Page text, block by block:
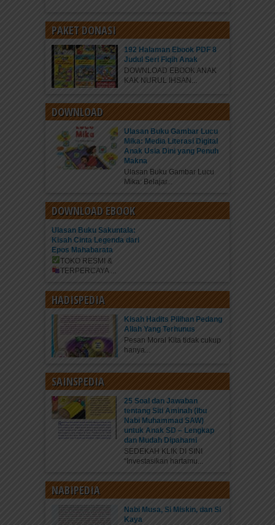
PAKET DONASI
192 Halaman Ebook PDF 8
Judul Seri Fiqih Anak
DOWNLOAD EBOOK ANAK
KAK NURUL IHSAN...
DOWNLOAD
Ulasan Buku Gambar Lucu
Mika: Media Literasi Digital
Anak Usia Dini yang Penuh
Makna
Ulasan Buku Gambar Lucu
Mika: Belajar...
DOWNLOAD EBOOK
Ulasan Buku Sakuntala:
Kisah Cinta Legenda dari
Epos Mahabarata
TOKO RESMI &
TERPERCAYA ...
HADISPEDIA
Kisah Hadits Pilihan Pedang
Allah Yang Terhunus
Pesan Moral Kita tidak cukup
hanya...
SAINSPEDIA
25 Soal dan Jawaban
tentang Siti Aminah (Ibu
Nabi Muhammad SAW)
untuk Anak SD – Lengkap
dan Mudah Dipahami
SEDEKAH KLIK DI SINI
“Investasikan hartamu...
NABIPEDIA
Nabi Musa, Si Miskin, dan Si
Kaya